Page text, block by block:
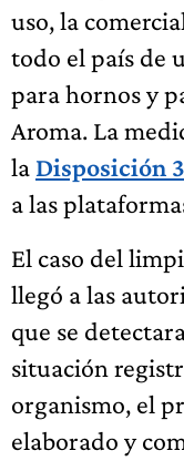
uso, la
todo el país de
para hornos y
Aroma. La
la Disposición
a las
El caso del
llegó a las
que se
situación
organismo, el
elaborado y